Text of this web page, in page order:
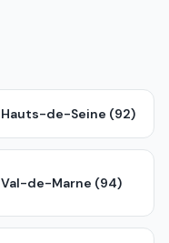
Hauts-de-Seine (92)
Val-de-Marne (94)